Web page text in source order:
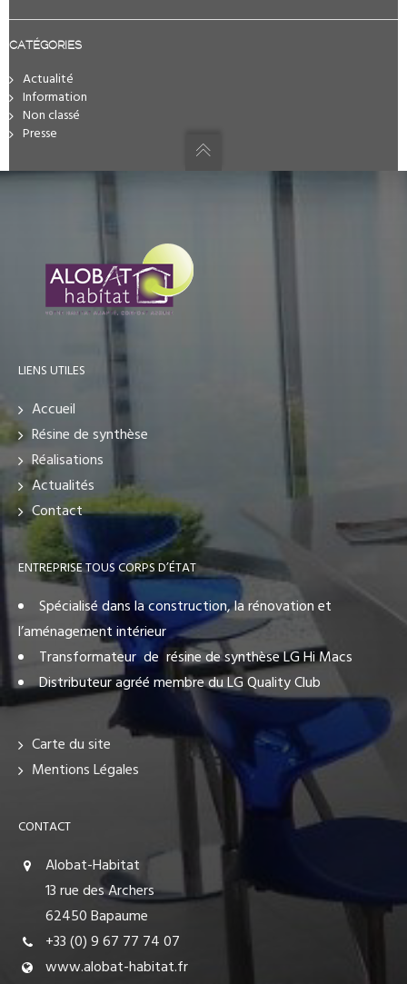
CATÉGORIES
Actualité
Information
Non classé
Presse
LIENS UTILES
Accueil
Résine de synthèse
Réalisations
Actualités
Contact
ENTREPRISE TOUS CORPS D’ÉTAT
Spécialisé dans la construction, la rénovation et
l’aménagement intérieur
Transformateur de résine de synthèse LG Hi Macs
Distributeur agréé membre du LG Quality Club
Carte du site
Mentions Légales
CONTACT
Alobat-Habitat
13 rue des Archers
62450 Bapaume
+33 (0) 9 67 77 74 07
www.alobat-habitat.fr